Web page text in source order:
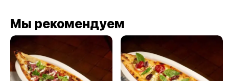
Мы рекомендуем